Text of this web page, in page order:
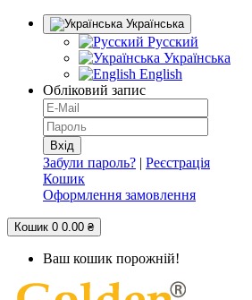
Українська
Русский
Українська
English
Обліковий запис
Забули пароль? | Реєстрація
Кошик
Оформлення замовлення
Кошик 0 0.00 ₴
Ваш кошик порожній!